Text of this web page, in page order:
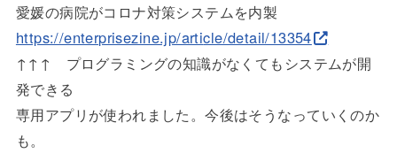
愛媛の病院がコロナ対策システムを内製
https://enterprisezine.jp/article/detail/13354
↑↑↑ プログラミングの知識がなくてもシステムが開
発できる
専用アプリが使われました。今後はそうなっていくのか
も。